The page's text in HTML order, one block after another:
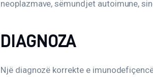
neoplazmave, sëmundjet autoimune,
DIAGNOZA
Një diagnozë korrekte e